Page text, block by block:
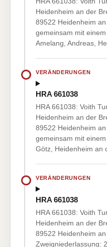
Heidenheim an der
89522 Heidenheim
gemeinsam mit
Amelang, Andreas,
VERÄNDERUNGEN
HRA 661038
HRA 661038: Voith
Heidenheim an der
89522 Heidenheim
gemeinsam mit
Götz, Heidenheim an
VERÄNDERUNGEN
HRA 661038
HRA 661038: Voith
Heidenheim an der
89522 Heidenheim
Zweigniederlassung: